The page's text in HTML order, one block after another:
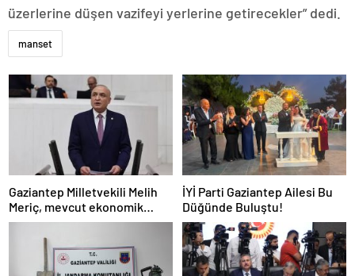
üzerlerine düşen vazifeyi yerlerine getirecekler” dedi.
manset
Gaziantep Milletvekili Melih
Meriç, mevcut ekonomik
koşullarda dar gelirli
vatandaşların konut sahibi
olmasının neredeyse
imkânsız
İYİ Parti Gaziantep Ailesi Bu
Düğünde Buluştu!